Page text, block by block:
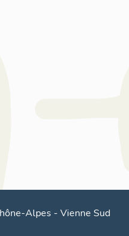
Alpes - Vienne Sud